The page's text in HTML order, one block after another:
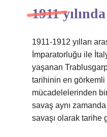
1911
1911-1912 yılları
İmparatorluğu ile
yaşanan
tarihinin en görkemli
mücadelelerinden
savaş aynı
savaşı olarak tarihe